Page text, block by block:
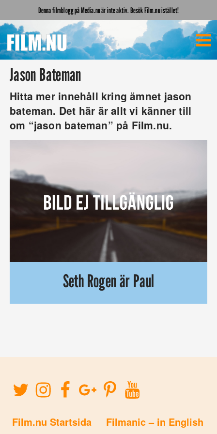
Denna filmblogg på Media.nu är inte aktiv. Besök Film.nu istället!
Jason Bateman
Hitta mer innehåll kring ämnet jason
bateman. Det här är allt vi känner till
om “jason bateman” på Film.nu.
Seth Rogen är Paul
Den första officiella teasern för Greg Mottolas ”Paul” är
Film.nu Startsida
Filmanic – in English